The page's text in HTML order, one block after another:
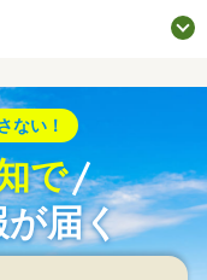
ない！
で
が届く